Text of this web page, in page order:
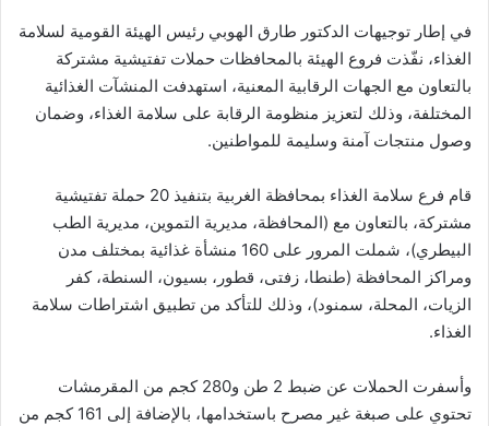
في إطار توجيهات الدكتور طارق الهوبي رئيس الهيئة القومية لسلامة
الغذاء، نفّذت فروع الهيئة بالمحافظات حملات تفتيشية مشتركة
بالتعاون مع الجهات الرقابية المعنية، استهدفت المنشآت الغذائية
المختلفة، وذلك لتعزيز منظومة الرقابة على سلامة الغذاء، وضمان
وصول منتجات آمنة وسليمة للمواطنين.
قام فرع سلامة الغذاء بمحافظة الغربية بتنفيذ 20 حملة تفتيشية
مشتركة، بالتعاون مع (المحافظة، مديرية التموين، مديرية الطب
البيطري)، شملت المرور على 160 منشأة غذائية بمختلف مدن
ومراكز المحافظة (طنطا، زفتى، قطور، بسيون، السنطة، كفر
الزيات، المحلة، سمنود)، وذلك للتأكد من تطبيق اشتراطات سلامة
الغذاء.
وأسفرت الحملات عن ضبط 2 طن و280 كجم من المقرمشات
تحتوي على صبغة غير مصرح باستخدامها، بالإضافة إلى 161 كجم من